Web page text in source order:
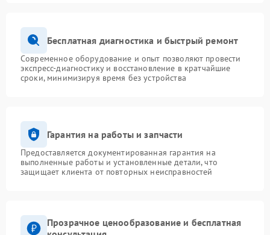
Бесплатная диагностика и быстрый ремонт
Современное оборудование и опыт позволяют провести
экспресс-диагностику и восстановление в кратчайшие
сроки, минимизируя время без устройства
Гарантия на работы и запчасти
Предоставляется документированная гарантия на
выполненные работы и установленные детали, что
защищает клиента от повторных неисправностей
Прозрачное ценообразование и бесплатная